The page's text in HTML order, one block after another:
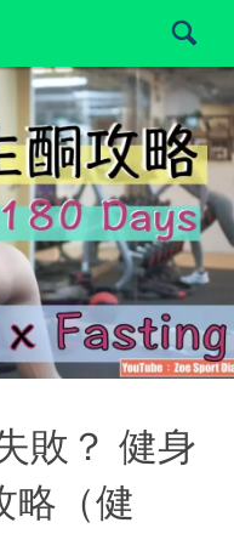
敗？ 健身
略（健